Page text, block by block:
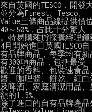
來自英國的TESCO，開
並分為Finest、Tesco、
Value三條商品線提供價
40～50%，占比十分驚人
。特易購雜貨採購經理
4月開始進口英國TESCO自
有品牌商品，每季均有
有300項商品，包括最受
歡迎的香料、包裝速食
醬、咖哩醬、餅乾、紅白
及啤酒、家庭清潔用品
額的1.5%。
除了進口的自有品牌產